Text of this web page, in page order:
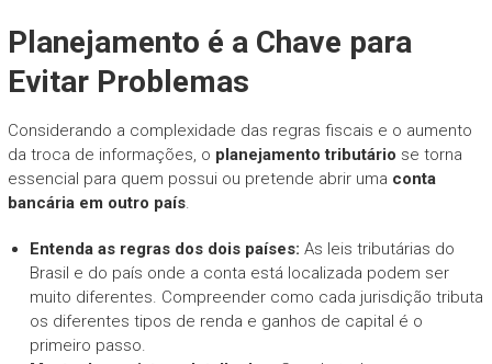
Planejamento é a Chave para
Evitar Problemas
Considerando a complexidade das regras fiscais e o aumento
da troca de informações, o planejamento tributário se torna
essencial para quem possui ou pretende abrir uma conta
bancária em outro país.
Entenda as regras dos dois países: As leis tributárias do
Brasil e do país onde a conta está localizada podem ser
muito diferentes. Compreender como cada jurisdição tributa
os diferentes tipos de renda e ganhos de capital é o
primeiro passo.